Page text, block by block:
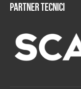
Partner tecnici